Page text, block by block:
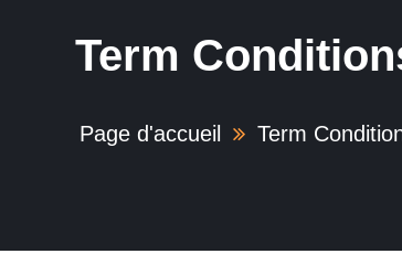
Term
Page d'accueil Term